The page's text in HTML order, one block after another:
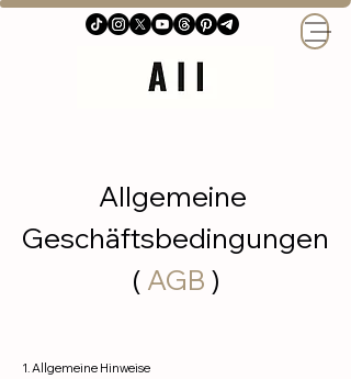
Allgemeine
Geschäftsbedingungen
( AGB )
1. Allgemeine Hinweise